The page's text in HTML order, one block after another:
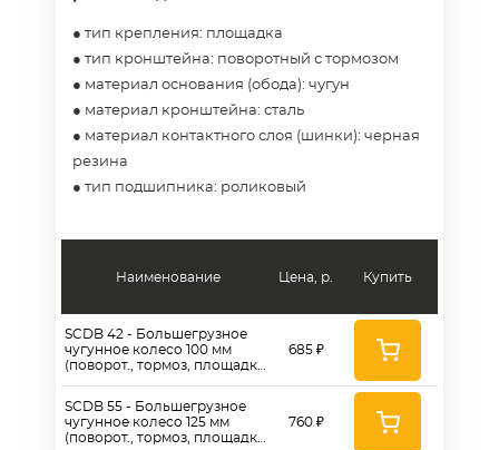
● тип крепления: площадка
● тип кронштейна: поворотный с тормозом
● материал основания (обода): чугун
● материал кронштейна: сталь
● материал контактного слоя (шинки): черная
резина
● тип подшипника: роликовый
Наименование
SCDB 42 - Большегрузное
чугунное колесо 100 мм
(поворот., тормоз, площадка,
SCDB 55 - Большегрузное
чугунное колесо 125 мм
(поворот., тормоз, площадка,
Цена, р.
685 ₽
760 ₽
Купить